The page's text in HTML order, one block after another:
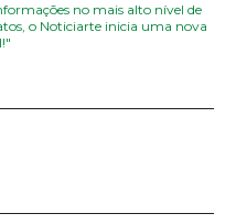
no mais alto nível de
o Noticiarte inicia uma nova